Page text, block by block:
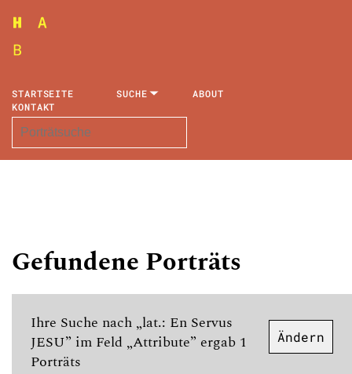
STARTSEITE SUCHE
ABOUT
KONTAKT
Gefundene Porträts
Ihre Suche nach „lat.: En Servus
JESU” im Feld „Attribute” ergab 1
Porträts
Ändern